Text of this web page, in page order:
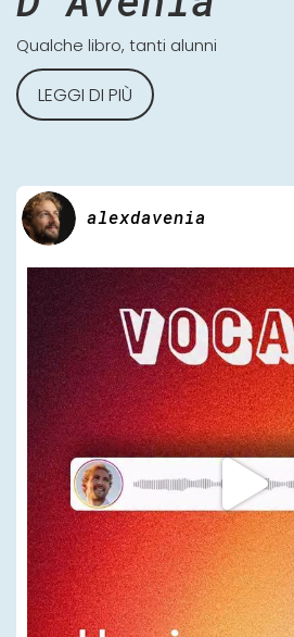
Qualche libro, tanti alunni
LEGGI DI PIÙ
alexdavenia